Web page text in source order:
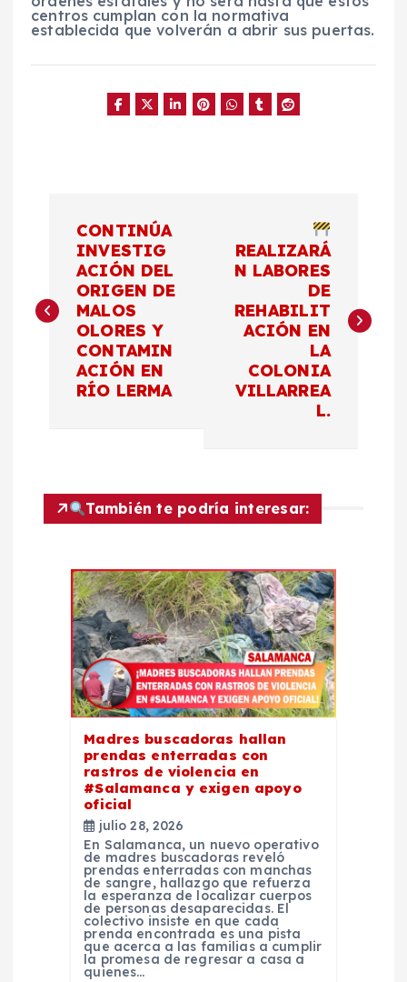
centros cumplan con la normativa
establecida que volverán a abrir sus puertas.
v
c
CONTINÚA
INVESTIG
ACIÓN DEL
ORIGEN DE
MALOS
OLORES Y
CONTAMIN
ACIÓN EN
RÍO LERMA
REALIZARÁ
N LABORES
DE
REHABILIT
ACIÓN EN
LA
COLONIA
VILLARREA
L.
También te podría interesar:
Madres buscadoras hallan
prendas enterradas con
rastros de violencia en
#Salamanca y exigen apoyo
oficial
julio 28, 2026
En Salamanca, un nuevo operativo
de madres buscadoras reveló
prendas enterradas con manchas
de sangre, hallazgo que refuerza
la esperanza de localizar cuerpos
de personas desaparecidas. El
colectivo insiste en que cada
prenda encontrada es una pista
que acerca a las familias a cumplir
la promesa de regresar a casa a
quienes…